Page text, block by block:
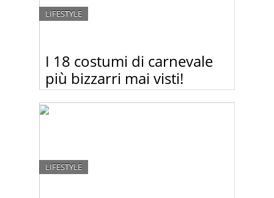
I 18 costumi di carnevale
più bizzarri mai visti!
LIFESTYLE
più originali, insoliti, bizzari e divertenti mai visti.
Forse vi viene qualche idea
LIFESTYLE